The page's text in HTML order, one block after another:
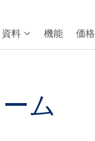
資料 機能 価格
ム